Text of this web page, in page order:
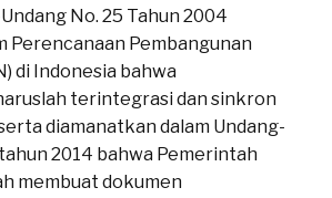
No. 25 Tahun 2004
Perencanaan Pembangunan
di Indonesia bahwa
terintegrasi dan sinkron
diamanatkan dalam Undang-
2014 bahwa Pemerintah
membuat dokumen